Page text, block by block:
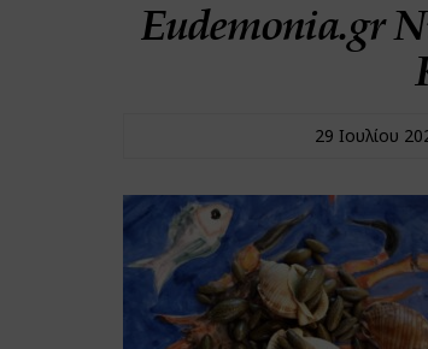
Eudemonia.gr
29 Ιουλίου